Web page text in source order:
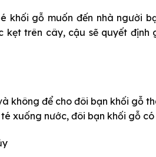
khối gỗ muốn đến nhà người
kẹt trên cây, cậu sẽ quyết
không để cho đôi bạn khối gỗ
xuống nước, đôi bạn khối gỗ